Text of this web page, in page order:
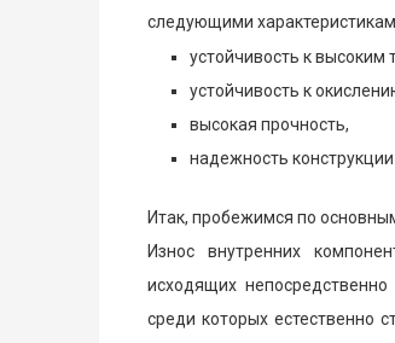
следующими
устойчивость к высоким
устойчивость к
высокая прочность,
надежность конструкции
Итак, пробежимся по
Износ внутренних
исходящих непосредственно
среди которых естественно